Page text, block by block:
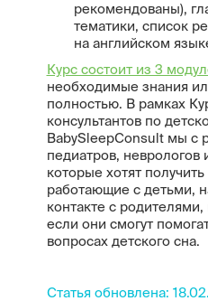
рекомендованы),
тематики, список
на английском
Курс состоит из 3
необходимые знания
полностью. В рамках
консультантов по
BabySleepConsult мы с
педиатров, неврологов
которые хотят
работающие с детьми,
контакте с
если они смогут
вопросах детского сна.
Статья обновлена: